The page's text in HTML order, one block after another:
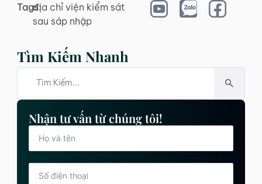
Tags:địa chỉ viện kiểm sát
sau sáp nhập
Tìm Kiếm Nhanh
Nhận tư vấn từ chúng tôi!